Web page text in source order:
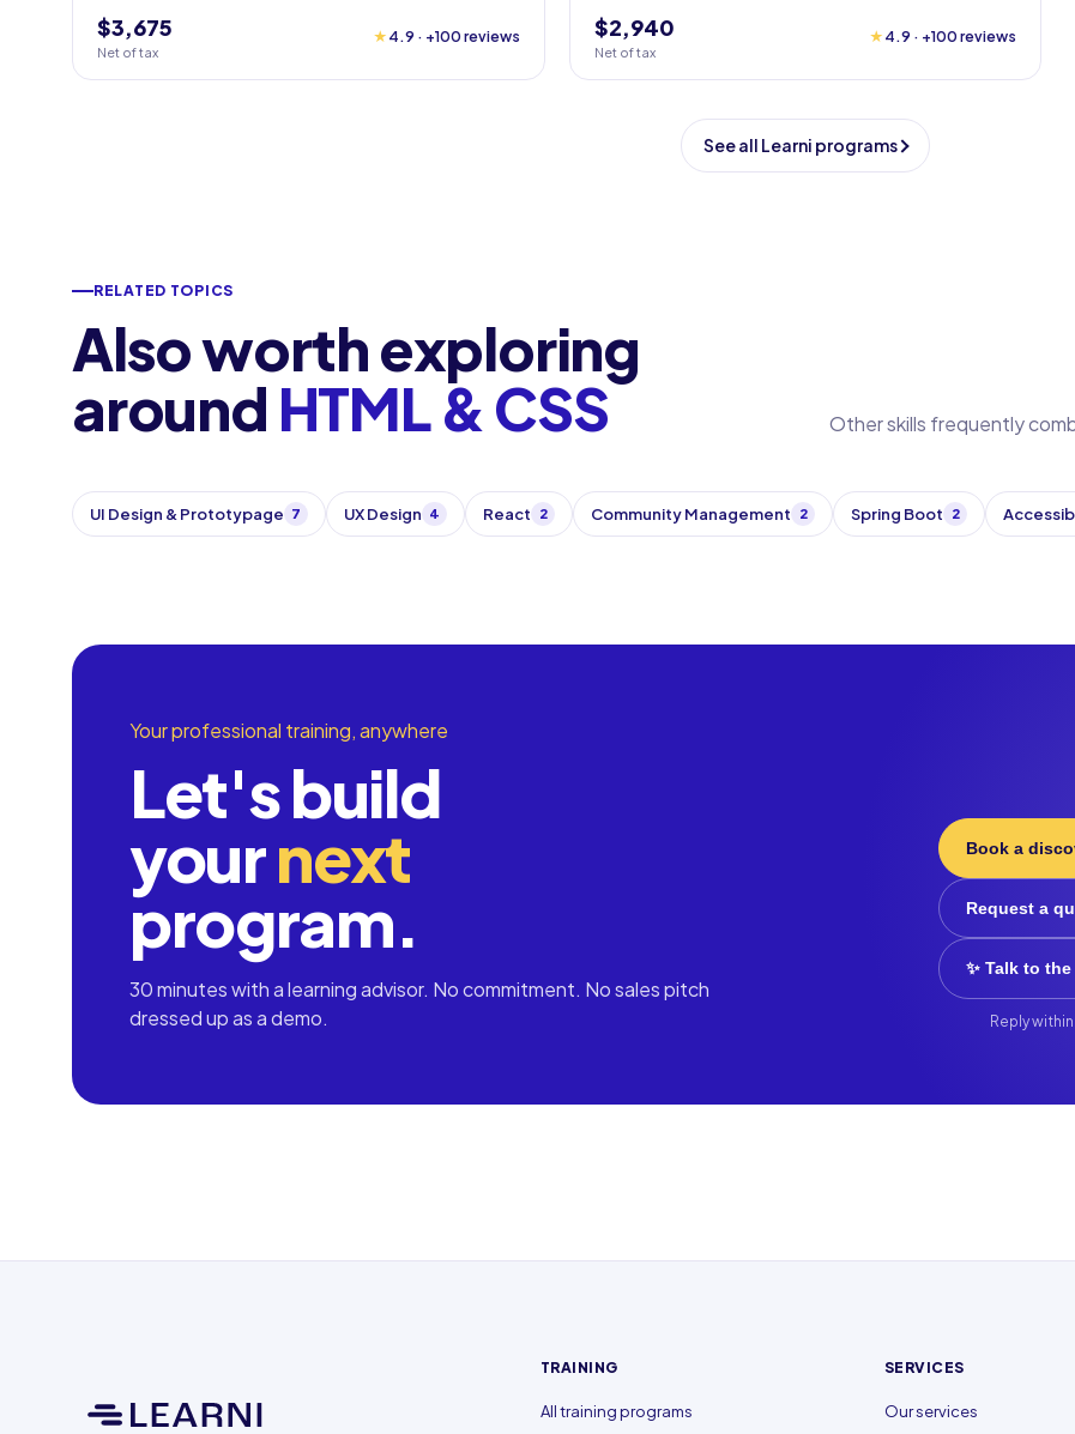
$3,675
Net of tax
★ 4.9 · +100 reviews $2,940
Net of tax
★ 4.9 · +100 reviews
See all Learni programs
RELATED TOPICS
Also worth exploring
around HTML & CSS Other skills frequently
UI Design & Prototypage 7 UX Design 4 React 2 Community Management 2 Spring Boot 2
Your professional training, anywhere
Let's build
yournext
program.
30 minutes with a learning advisor. No commitment. No sales pitch
dressed up as a demo.
Book a
Request a
✨ Talk to
Reply
TRAINING
All training programs
SERVICES
Our services